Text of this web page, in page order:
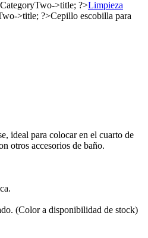
Limpieza
Cepillo escobilla para
ideal para colocar en el cuarto de
otros accesorios de baño.
(Color a disponibilidad de stock)